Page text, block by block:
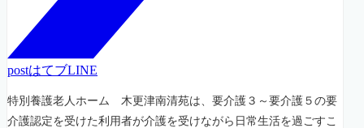
postはてブLINE
特別養護老人ホーム 木更津南清苑は、要介護３～要介護５の要
介護認定を受けた利用者が介護を受けながら日常生活を過ごすこ